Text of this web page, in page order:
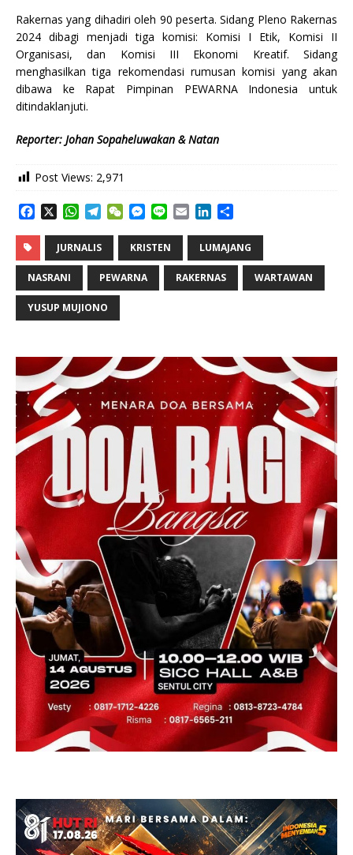
Rakernas yang dihadiri oleh 90 peserta. Sidang Pleno Rakernas
2024 dibagi menjadi tiga komisi: Komisi I Etik, Komisi II
Organisasi, dan Komisi III Ekonomi Kreatif. Sidang
menghasilkan tiga rekomendasi rumusan komisi yang akan
dibawa ke Rapat Pimpinan PEWARNA Indonesia untuk
ditindaklanjuti.
Reporter: Johan Sopaheluwakan & Natan
Post Views: 2,971
e
b
o
o
k
W
a
t
A
p
p
T
l
e
g
r
a
m
W
h
a
t
M
s
s
e
n
n
e
i
l
n
k
e
d
a
r
JURNALIS KRISTEN LUMAJANG
NASRANI PEWARNA RAKERNAS WARTAWAN
YUSUP MUJIONO